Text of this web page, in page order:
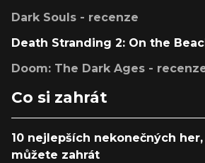
Dark Souls - recenze
Death Stranding 2: On the
Doom: The Dark Ages -
Co si zahrát
10 nejlepších nekonečných
můžete zahrát